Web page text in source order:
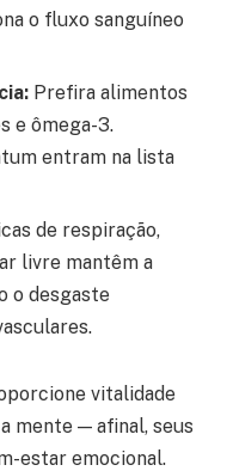
o fluxo sanguíneo
Prefira alimentos
e ômega-3.
entram na lista
de respiração,
livre mantêm a
o desgaste
vitalidade
mente — afinal, seus
estar emocional.